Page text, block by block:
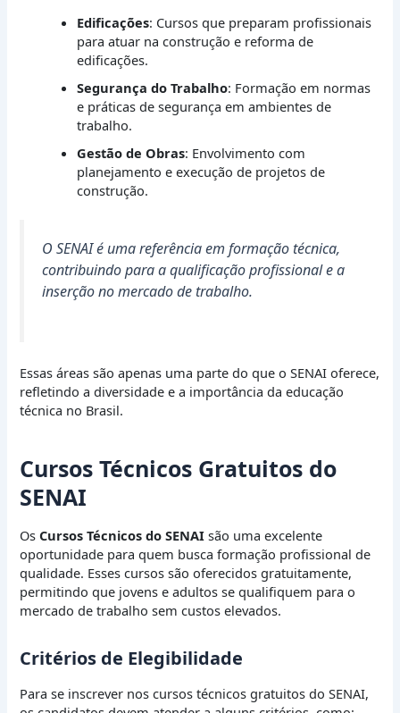
Edificações: Cursos que preparam profissionais
para atuar na construção e reforma de
edificações.
Segurança do Trabalho: Formação em normas
e práticas de segurança em ambientes de
trabalho.
Gestão de Obras: Envolvimento com
planejamento e execução de projetos de
construção.
O SENAI é uma referência em formação técnica,
contribuindo para a qualificação profissional e a
inserção no mercado de trabalho.
Essas áreas são apenas uma parte do que o SENAI oferece,
refletindo a diversidade e a importância da educação
técnica no Brasil.
Cursos Técnicos Gratuitos do
SENAI
OsCursos Técnicos do SENAI são uma excelente
oportunidade para quem busca formação profissional de
qualidade. Esses cursos são oferecidos gratuitamente,
permitindo que jovens e adultos se qualifiquem para o
mercado de trabalho sem custos elevados.
Critérios de Elegibilidade
Para se inscrever nos cursos técnicos gratuitos do SENAI,